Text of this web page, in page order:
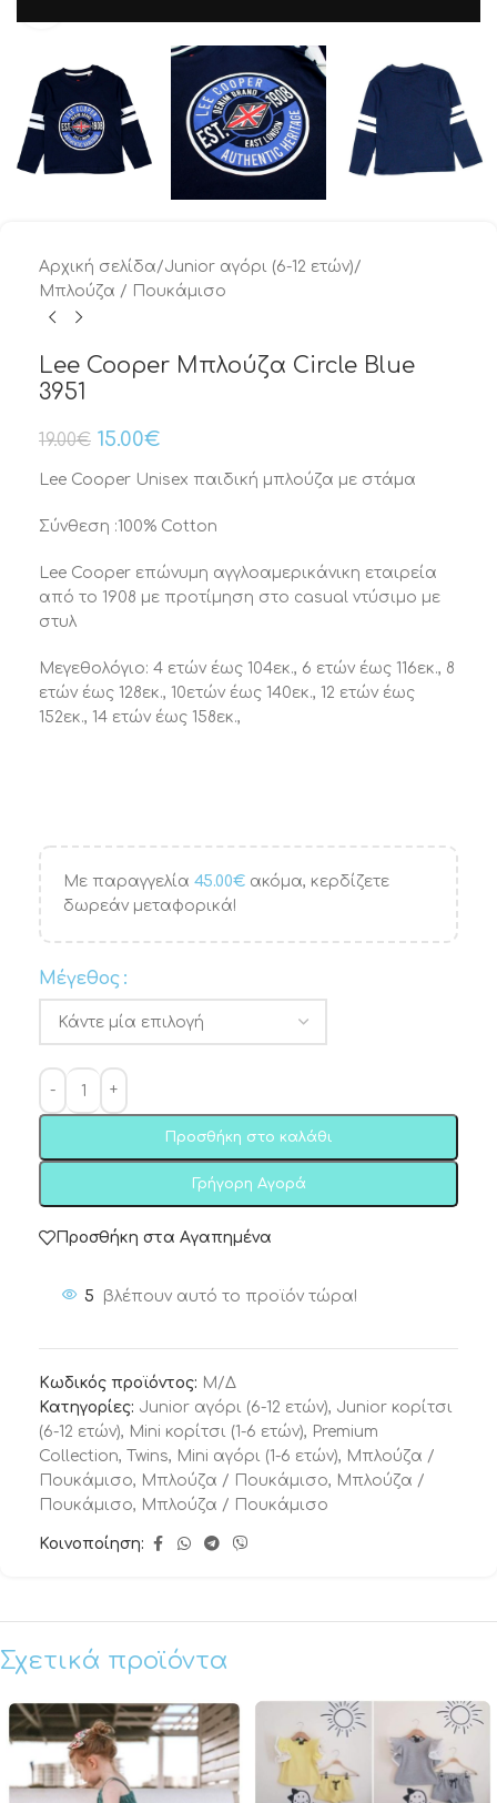
Αρχική σελίδα/Junior αγόρι (6-12 ετών)/
Μπλούζα / Πουκάμισο
Lee Cooper Μπλούζα Circle Blue
3951
19.00€ 15.00€
Lee Cooper Unisex παιδική μπλούζα με στάμα
Σύνθεση :100% Cotton
Lee Cooper επώνυμη αγγλοαμερικάνικη εταιρεία
από το 1908 με προτίμηση στο casual ντύσιμο με
στυλ
Μεγεθολόγιο: 4 ετών έως 104εκ., 6 ετών έως 116εκ., 8
ετών έως 128εκ., 10ετών έως 140εκ., 12 ετών έως
152εκ., 14 ετών έως 158εκ.,
Με παραγγελία 45.00€ ακόμα, κερδίζετε
δωρεάν μεταφορικά!
Μέγεθος
Προσθήκη στο καλάθι
Γρήγορη Αγορά
Προσθήκη στα Αγαπημένα
5 βλέπουν αυτό το προϊόν τώρα!
Κωδικός προϊόντος: Μ/Δ
Κατηγορίες: Junior αγόρι (6-12 ετών), Junior κορίτσι
(6-12 ετών), Mini κορίτσι (1-6 ετών), Premium
Collection, Twins, Μini αγόρι (1-6 ετών), Μπλούζα /
Πουκάμισο, Μπλούζα / Πουκάμισο, Μπλούζα /
Πουκάμισο, Μπλούζα / Πουκάμισο
Κοινοποίηση:
Σχετικά προϊόντα